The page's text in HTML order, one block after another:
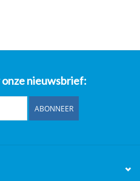
onze nieuwsbrief:
ABONNEER